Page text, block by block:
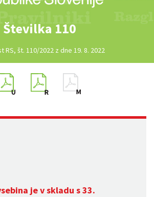
Številka 110
RS, št. 110/2022 z dne 19. 8. 2022
je v skladu s 33.